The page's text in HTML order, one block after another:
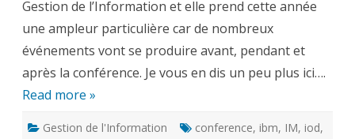
Gestion de l’Information et elle prend cette année
une ampleur particulière car de nombreux
événements vont se produire avant, pendant et
après la conférence. Je vous en dis un peu plus ici….
Read more »
Gestion de l'Information conference, ibm, IM, iod,